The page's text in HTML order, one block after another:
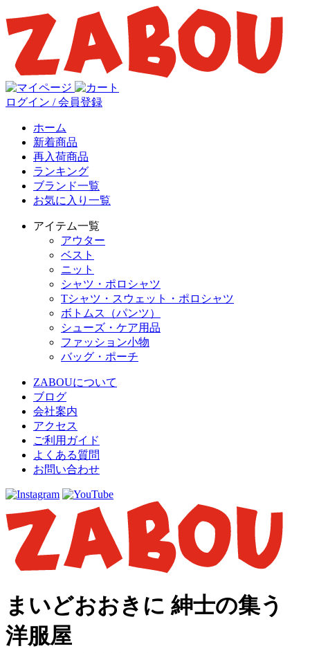
ログイン / 会員登録
ホーム
新着商品
再入荷商品
ランキング
ブランド一覧
お気に入り一覧
アイテム一覧
アウター
ベスト
ニット
シャツ・ポロシャツ
Tシャツ・スウェット・ポロシャツ
ボトムス（パンツ）
シューズ・ケア用品
ファッション小物
バッグ・ポーチ
ZABOUについて
ブログ
会社案内
アクセス
ご利用ガイド
よくある質問
お問い合わせ
まいどおおきに 紳士の集う
洋服屋